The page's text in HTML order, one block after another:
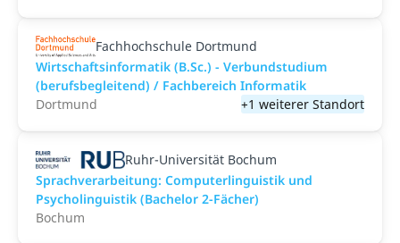
Fachhochschule Dortmund
Wirtschaftsinformatik (B.Sc.) - Verbundstudium
(berufsbegleitend) / Fachbereich Informatik
Dortmund
+1 weiterer Standort
Ruhr-Universität Bochum
Sprachverarbeitung: Computerlinguistik und
Psycholinguistik (Bachelor 2-Fächer)
Bochum